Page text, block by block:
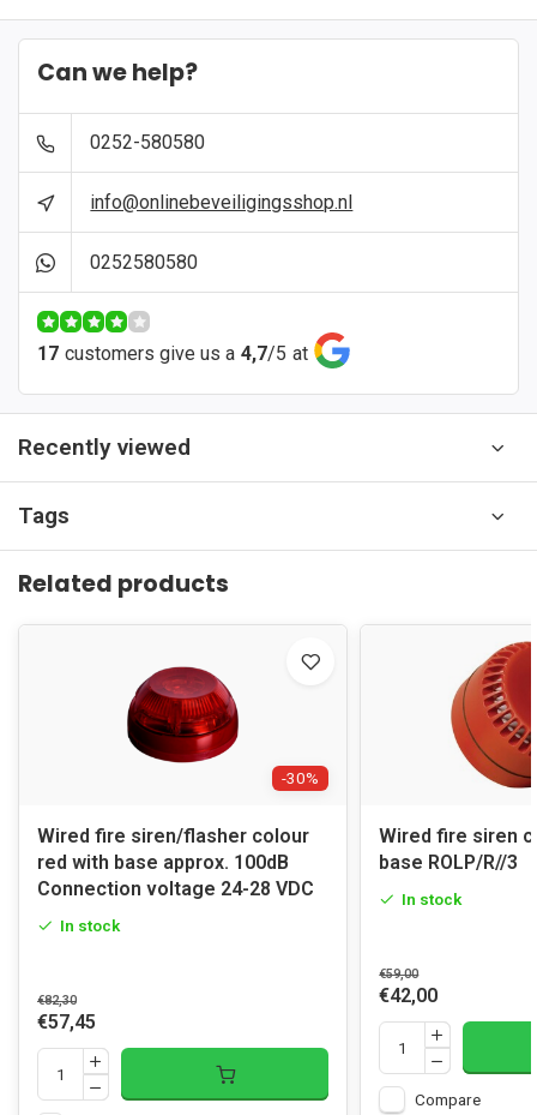
Can we help?
0252-580580
info@onlinebeveiligingsshop.nl
0252580580
17 customers give us a 4,7/5 at
Recently viewed
Tags
Related products
-30%
Wired fire siren/flasher colour
red with base approx. 100dB
Connection voltage 24-28 VDC
In stock
€82,30
€57,45
Wired fire siren
base ROLP/R//3
In stock
€59,00
€42,00
Compare